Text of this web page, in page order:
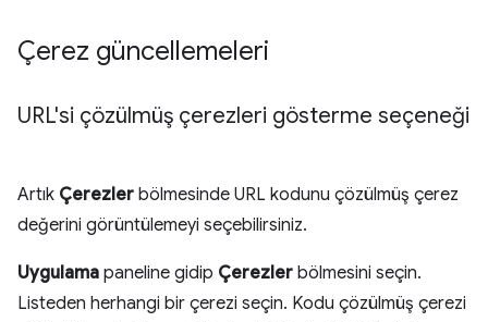
Çerez güncellemeleri
URL'si çözülmüş çerezleri gösterme seçeneği
Artık Çerezler bölmesinde URL kodunu çözülmüş çerez
değerini görüntülemeyi seçebilirsiniz.
Uygulama paneline gidip Çerezler bölmesini seçin.
Listeden herhangi bir çerezi seçin. Kodu çözülmüş çerezi